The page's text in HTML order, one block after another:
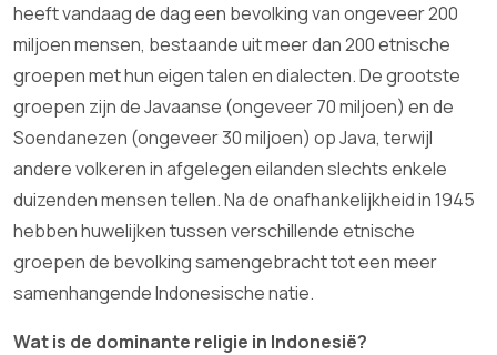
heeft vandaag de dag een bevolking van ongeveer 200
miljoen mensen, bestaande uit meer dan 200 etnische
groepen met hun eigen talen en dialecten. De grootste
groepen zijn de Javaanse (ongeveer 70 miljoen) en de
Soendanezen (ongeveer 30 miljoen) op Java, terwijl
andere volkeren in afgelegen eilanden slechts enkele
duizenden mensen tellen. Na de onafhankelijkheid in 1945
hebben huwelijken tussen verschillende etnische
groepen de bevolking samengebracht tot een meer
samenhangende Indonesische natie.
Wat is de dominante religie in Indonesië?